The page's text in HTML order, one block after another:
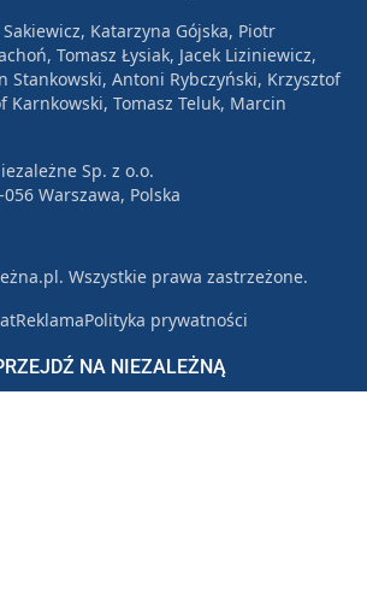
NA NIEZALEŻNĄ
Sakiewicz, Katarzyna Gójska, Piotr
Tomasz Łysiak, Jacek Liziniewicz,
Stankowski, Antoni Rybczyński, Krzysztof
Karnkowski, Tomasz Teluk, Marcin
Sp. z o.o.
Warszawa, Polska
Wszystkie prawa zastrzeżone.
ReklamaPolityka prywatności